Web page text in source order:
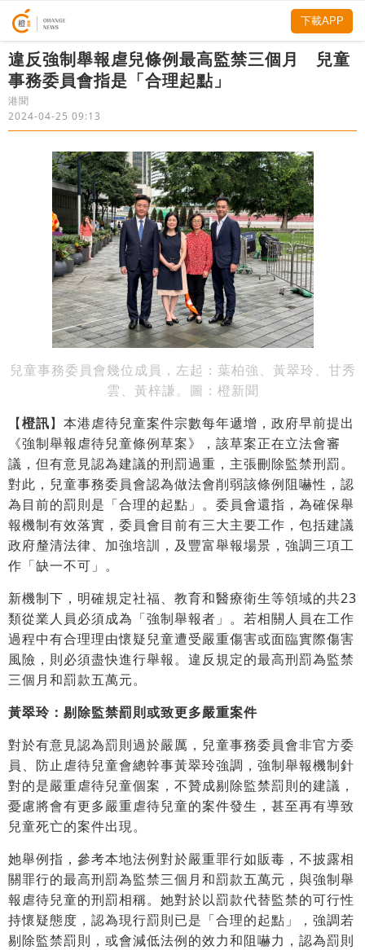
違反強制舉報虐兒條例最高監禁三個月 兒童
事務委員會指是「合理起點」
港聞
2024-04-25 09:13
兒童事務委員會幾位成員，左起：葉柏強、黃翠玲、甘秀
雲、黃梓謙。圖：橙新聞
【橙訊】本港虐待兒童案件宗數每年遞增，政府早前提出
《強制舉報虐待兒童條例草案》，該草案正在立法會審
議，但有意見認為建議的刑罰過重，主張刪除監禁刑罰。
對此，兒童事務委員會認為做法會削弱該條例阻嚇性，認
為目前的罰則是「合理的起點」。委員會還指，為確保舉
報機制有效落實，委員會目前有三大主要工作，包括建議
政府釐清法律、加強培訓，及豐富舉報場景，強調三項工
作「缺一不可」。
新機制下，明確規定社福、教育和醫療衛生等領域的共23
類從業人員必須成為「強制舉報者」。若相關人員在工作
過程中有合理理由懷疑兒童遭受嚴重傷害或面臨實際傷害
風險，則必須盡快進行舉報。違反規定的最高刑罰為監禁
三個月和罰款五萬元。
黃翠玲：剔除監禁罰則或致更多嚴重案件
對於有意見認為罰則過於嚴厲，兒童事務委員會非官方委
員、防止虐待兒童會總幹事黃翠玲強調，強制舉報機制針
對的是嚴重虐待兒童個案，不贊成剔除監禁罰則的建議，
憂慮將會有更多嚴重虐待兒童的案件發生，甚至再有導致
兒童死亡的案件出現。
她舉例指，參考本地法例對於嚴重罪行如販毒，不披露相
關罪行的最高刑罰為監禁三個月和罰款五萬元，與強制舉
報虐待兒童的刑罰相稱。她對於以罰款代替監禁的可行性
持懷疑態度，認為現行罰則已是「合理的起點」，強調若
剔除監禁罰則，或會減低法例的效力和阻嚇力，認為罰則
下載APP